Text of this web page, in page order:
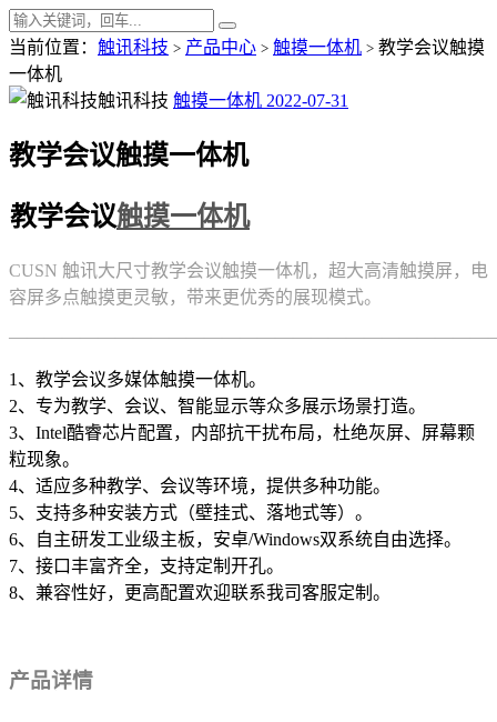
当前位置： 触讯科技 > 产品中心 > 触摸一体机 > 教学会议触摸
一体机
触讯科技 触摸一体机 2022-07-31
教学会议触摸一体机
教学会议触摸一体机
CUSN 触讯大尺寸教学会议触摸一体机，超大高清触摸屏，电
容屏多点触摸更灵敏，带来更优秀的展现模式。
1、教学会议多媒体触摸一体机。
2、专为教学、会议、智能显示等众多展示场景打造。
3、Intel酷睿芯片配置，内部抗干扰布局，杜绝灰屏、屏幕颗
粒现象。
4、适应多种教学、会议等环境，提供多种功能。
5、支持多种安装方式（壁挂式、落地式等）。
6、自主研发工业级主板，安卓/Windows双系统自由选择。
7、接口丰富齐全，支持定制开孔。
8、兼容性好，更高配置欢迎联系我司客服定制。
产品详情